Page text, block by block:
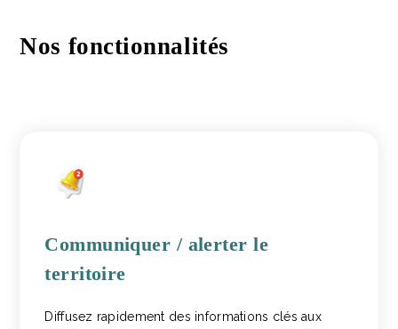
Nos fonctionnalités
Communiquer / alerter le
territoire
Diffusez rapidement des informations clés aux